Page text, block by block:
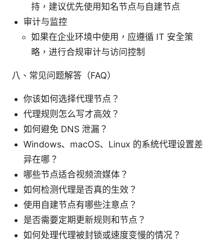
持，建议优先使用知名节点与自建节点
审计与监控
如果在企业环境中使用，应遵循 IT 安全策
略，进行合规审计与访问控制
八、常见问题解答（FAQ）
你该如何选择代理节点？
代理规则怎么写才高效？
如何避免 DNS 泄漏？
Windows、macOS、Linux 的系统代理设置差
异在哪？
哪些节点适合视频流媒体？
如何检测代理是否真的生效？
使用自建节点有哪些注意点？
是否需要定期更新规则和节点？
如何处理代理被封锁或速度变慢的情况？